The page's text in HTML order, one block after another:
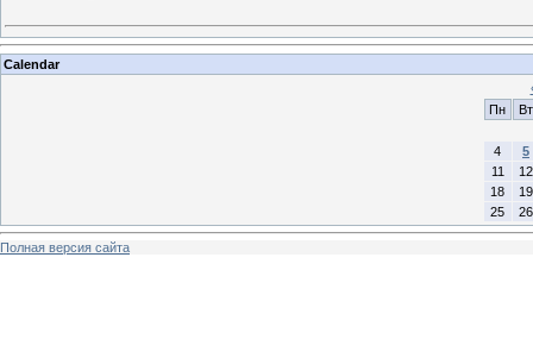
Calendar
Пн
Вт
4
5
11
12
18
19
25
26
Полная версия сайта